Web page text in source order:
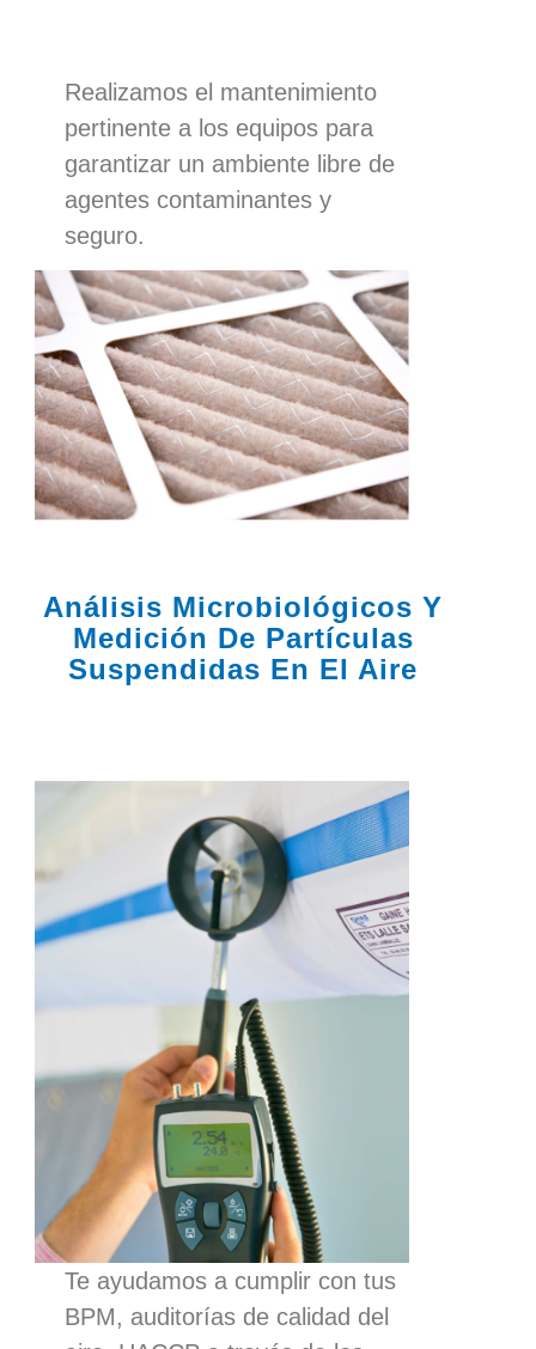
Realizamos el mantenimiento
pertinente a los equipos para
garantizar un ambiente libre de
agentes contaminantes y
seguro.
Análisis Microbiológicos Y
Medición De Partículas
Suspendidas En El Aire
Te ayudamos a cumplir con tus
BPM, auditorías de calidad del